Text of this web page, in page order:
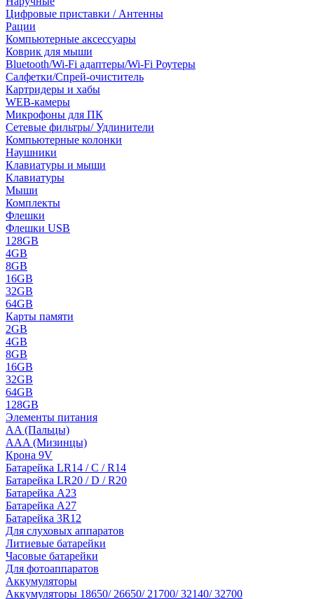
Цифровые приставки / Антенны
Рации
Компьютерные аксессуары
Коврик для мыши
Bluetooth/Wi-Fi адаптеры/Wi-Fi Роутеры
Салфетки/Спрей-очиститель
Картридеры и хабы
WEB-камеры
Микрофоны для ПК
Сетевые фильтры/ Удлинители
Компьютерные колонки
Наушники
Клавиатуры и мыши
Клавиатуры
Мыши
Комплекты
Флешки
Флешки USB
128GB
4GB
8GB
16GB
32GB
64GB
Карты памяти
2GB
4GB
8GB
16GB
32GB
64GB
128GB
Элементы питания
AA (Пальцы)
AAA (Мизинцы)
Крона 9V
Батарейка LR14 / C / R14
Батарейка LR20 / D / R20
Батарейка A23
Батарейка A27
Батарейка 3R12
Для слуховых аппаратов
Литиевые батарейки
Часовые батарейки
Для фотоаппаратов
Аккумуляторы
Аккумуляторы 18650/ 26650/ 21700/ 32140/ 32700